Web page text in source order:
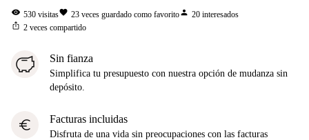
visibility 530 visitasfavorite 23 veces guardado como favoritoperson 20 interesados
ios_share 2 veces compartido
Sin fianza
Simplifica tu presupuesto con nuestra opción de mudanza sin
depósito.
euro Facturas incluidas
Disfruta de una vida sin preocupaciones con las facturas